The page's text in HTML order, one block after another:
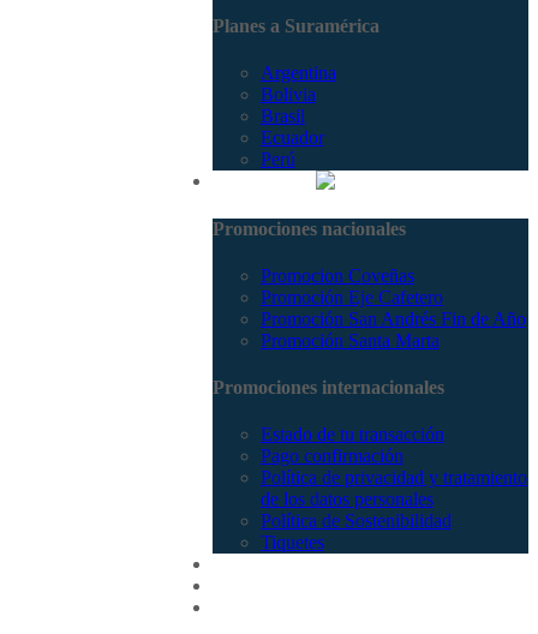
Planes a Suramérica
Argentina
Bolivia
Brasil
Ecuador
Perú
Promociones nacionales
Promocion Coveñas
Promoción Eje Cafetero
Promoción San Andrés Fin de Año
Promoción Santa Marta
Promociones internacionales
Estado de tu transacción
Pago confirmación
Política de privacidad y tratamiento
de los datos personales
Política de Sostenibilidad
Tiquetes